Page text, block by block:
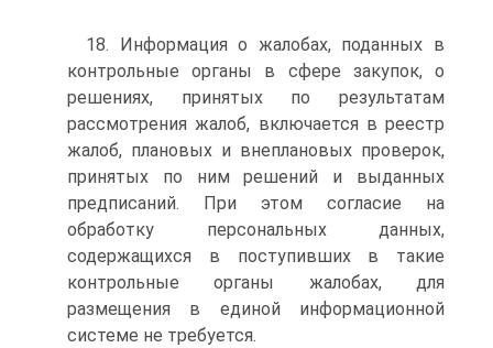
18. Информация о жалобах, поданных в
контрольные органы в сфере закупок, о
решениях, принятых по результатам
рассмотрения жалоб, включается в реестр
жалоб, плановых и внеплановых проверок,
принятых по ним решений и выданных
предписаний. При этом согласие на
обработку персональных данных,
содержащихся в поступивших в такие
контрольные органы жалобах, для
размещения в единой информационной
системе не требуется.